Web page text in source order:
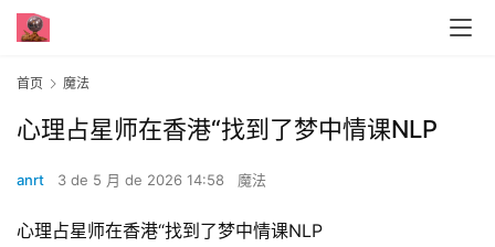
首页 魔法
心理占星师在香港“找到了梦中情课NLP
anrt 3 de 5 月 de 2026 14:58 魔法
心理占星师在香港“找到了梦中情课NLP